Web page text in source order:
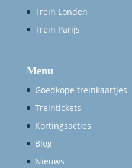
Trein Londen
Trein Parijs
Menu
Goedkope treinkaartjes
Treintickets
Kortingsacties
Blog
Nieuws